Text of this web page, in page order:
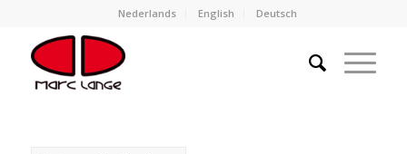
Nederlands English Deutsch